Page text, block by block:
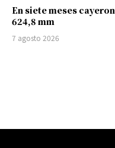
En siete meses cayeron
624,8 mm
7 agosto 2026